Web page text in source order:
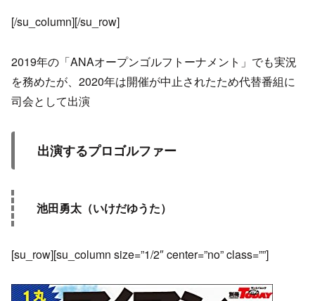
[/su_column][/su_row]
2019年の「ANAオープンゴルフトーナメント」でも実況
を務めたが、2020年は開催が中止されたため代替番組に
司会として出演
出演するプロゴルファー
池田勇太（いけだゆうた）
[su_row][su_column size=”1/2″ center=”no” class=””]